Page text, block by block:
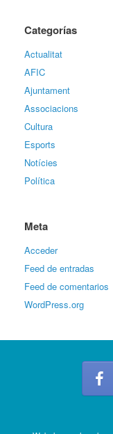
Categorías
Actualitat
AFIC
Ajuntament
Associacions
Cultura
Esports
Notícies
Política
Meta
Acceder
Feed de entradas
Feed de comentarios
WordPress.org